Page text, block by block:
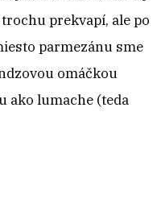
prekvapí, ale po
parmezánu sme
omáčkou
ako lumache (teda